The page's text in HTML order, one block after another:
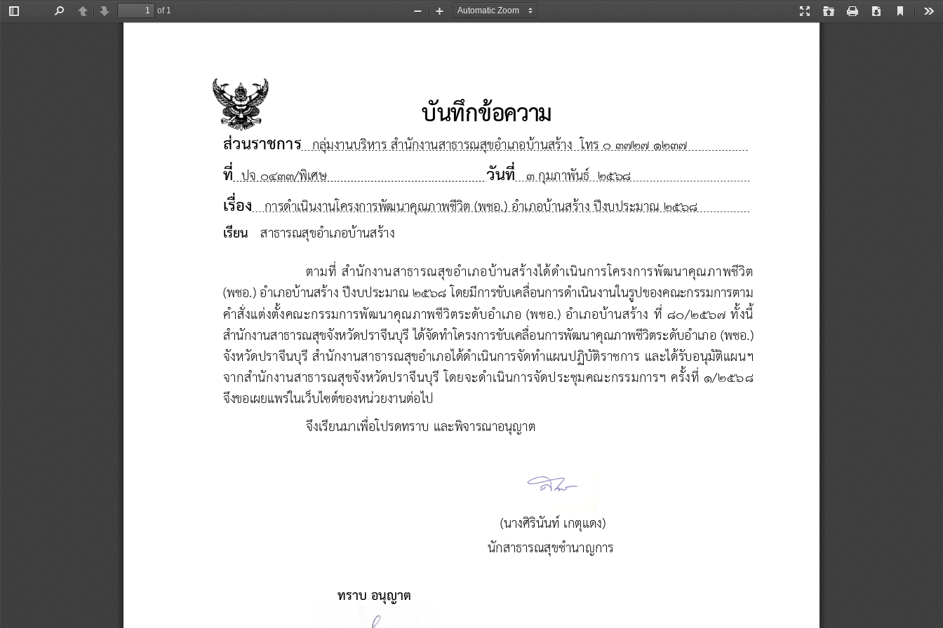
Toggle
PreviousNext
of 1
Presentation
Open Print Download
Current
Zoom
Zoom
บันทึกข้อความ
ส่วนราชการ กลุ่มงานบริหาร สํานักงานสาธารณสุขอําเภอบ้านสร้าง โทร ๐ ๓๗27 1237
ที่ ปจ 0433/พิเศษ วันที่ 3 กุมภาพันธ์ 2568
เรื่อง การดําเนินงานโครงการพัฒนาคุณภาพชีวิต (พชอ.) อําเภอบ้านสร้าง ปีงบประมาณ 2568
เรียน
สาธารณสุขอําเภอบ้านสร้าง
ตามที่ สํานักงานสาธารณสุขอําเภอบ้านสร้างได้ดําเนินการโครงการพัฒนาคุณภาพชีวิต
(พชอ.) อําเภอบ้านสร้าง ปีงบประมาณ 2568 โดยมีการขับเคลื่อนการดําเนินงานในรูปของคณะกรรมการตาม
คําสั่งแต่งตั้งคณะกรรมการพัฒนาคุณภาพชีวิตระดับอําเภอ (พชอ.) อําเภอบ้านสร้าง ที่ 80/2567 ทั้งนี้
สํานักงานสาธารณสุขจังหวัดปราจีนบุรี ได้จัดทําโครงการขับเคลื่อนการพัฒนาคุณภาพชีวิตระดับอําเภอ (พชอ.)
จังหวัดปราจีนบุรี สํานักงานสาธารณสุขอําเภอได้ดําเนินการจัดทําแผนปฏิบัติราชการ และได้รับอนุมัติแผนฯ
จากสํานักงานสาธารณสุขจังหวัดปราจีนบุรี โดยจะดําเนินการจัดประชุมคณะกรรมการฯ ครั้งที่ 1/2568
จึงขอเผยแพร่ในเว็บไซต์ของหน่วยงานต่อไป
จึงเรียนมาเพื่อโปรดทราบ และพิจารณาอนุญาต
(นางศิรินันท์ เกตุแดง)
นักสาธารณสุขชํานาญการ
ทราบ อนุญาต